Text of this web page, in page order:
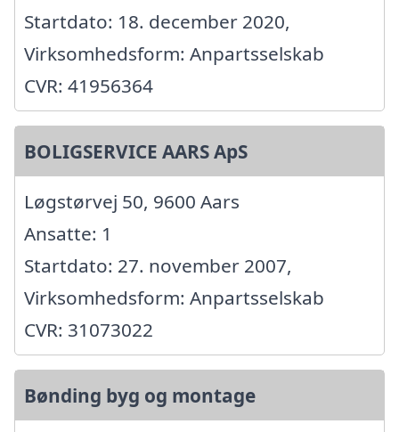
Startdato: 18. december 2020,
Virksomhedsform: Anpartsselskab
CVR: 41956364
BOLIGSERVICE AARS ApS
Løgstørvej 50, 9600 Aars
Ansatte: 1
Startdato: 27. november 2007,
Virksomhedsform: Anpartsselskab
CVR: 31073022
Bønding byg og montage